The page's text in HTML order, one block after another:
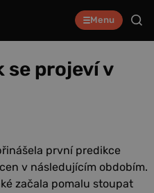
Menu
se projeví v
první predikce
v následujícím obdobím.
začala pomalu stoupat